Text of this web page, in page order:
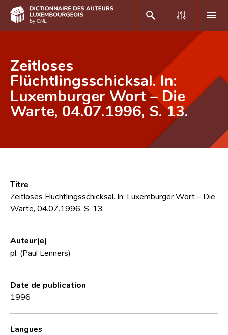
DE FR
Accueil
Auteur(e)s A-Z
Équipe scientifique
Zeitloses
Flüchtlingsschicksal. In:
Luxemburger Wort – Die
Warte, 04.07.1996, S. 13.
Titre
Zeitloses Flüchtlingsschicksal. In: Luxemburger Wort – Die
Warte, 04.07.1996, S. 13.
Auteur(e)
pl. (Paul Lenners)
Date de publication
1996
Langues